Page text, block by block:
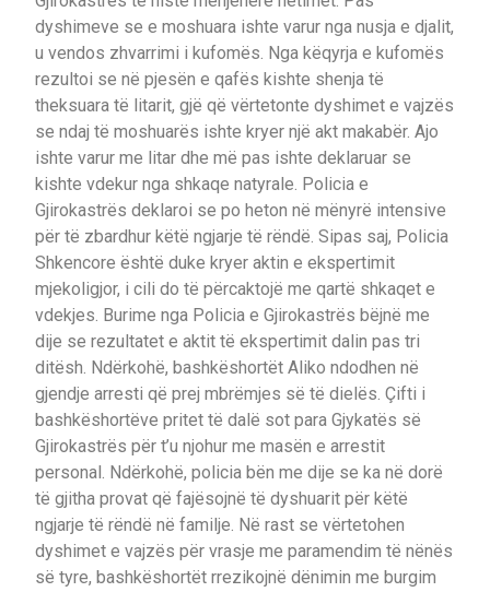
dyshimeve se e moshuara ishte varur nga nusja e djalit,
u vendos zhvarrimi i kufomës. Nga këqyrja e kufomës
rezultoi se në pjesën e qafës kishte shenja të
theksuara të litarit, gjë që vërtetonte dyshimet e vajzës
se ndaj të moshuarës ishte kryer një akt makabër. Ajo
ishte varur me litar dhe më pas ishte deklaruar se
kishte vdekur nga shkaqe natyrale. Policia e
Gjirokastrës deklaroi se po heton në mënyrë intensive
për të zbardhur këtë ngjarje të rëndë. Sipas saj, Policia
Shkencore është duke kryer aktin e ekspertimit
mjekoligjor, i cili do të përcaktojë me qartë shkaqet e
vdekjes. Burime nga Policia e Gjirokastrës bëjnë me
dije se rezultatet e aktit të ekspertimit dalin pas tri
ditësh. Ndërkohë, bashkëshortët Aliko ndodhen në
gjendje arresti që prej mbrëmjes së të dielës. Çifti i
bashkëshortëve pritet të dalë sot para Gjykatës së
Gjirokastrës për t’u njohur me masën e arrestit
personal. Ndërkohë, policia bën me dije se ka në dorë
të gjitha provat që fajësojnë të dyshuarit për këtë
ngjarje të rëndë në familje. Në rast se vërtetohen
dyshimet e vajzës për vrasje me paramendim të nënës
së tyre, bashkëshortët rrezikojnë dënimin me burgim